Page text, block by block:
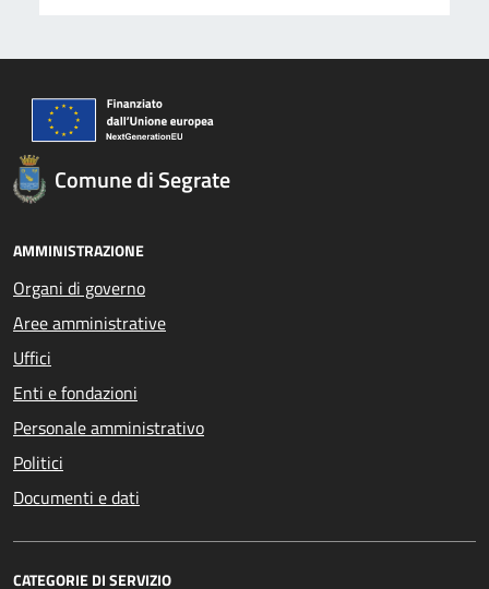
Comune di Segrate
AMMINISTRAZIONE
Organi di governo
Aree amministrative
Uffici
Enti e fondazioni
Personale amministrativo
Politici
Documenti e dati
CATEGORIE DI SERVIZIO